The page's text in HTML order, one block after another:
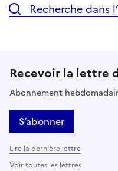
Recherche dans
Recevoir la lettre
Abonnement
S’abonner
Lire la dernière lettre
Voir toutes les lettres